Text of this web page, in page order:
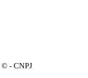
- CNPJ